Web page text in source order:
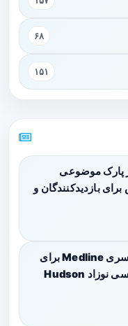
۶۸
۱۵۱
موضوعی
بازدیدکنندگان و
اطلاعیه بازخوانی سراسری Medline برای
مدارهای گرم‌کننده تنفسی نوزاد Hudson